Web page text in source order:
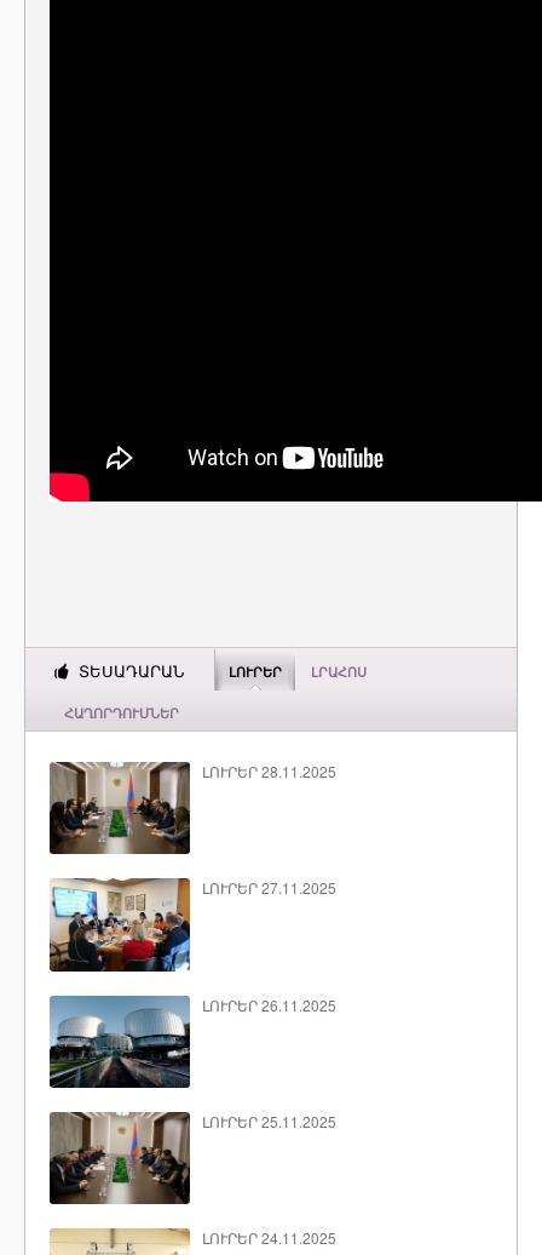
ՏԵՍԱԴԱՐԱՆ ԼՈՒՐԵՐ ԼՐԱՀՈՍ
ՀԱՂՈՐԴՈՒՄՆԵՐ
ԼՈՒՐԵՐ 28.11.2025
ԼՈՒՐԵՐ 27.11.2025
ԼՈՒՐԵՐ 26.11.2025
ԼՈՒՐԵՐ 25.11.2025
ԼՈՒՐԵՐ 24.11.2025